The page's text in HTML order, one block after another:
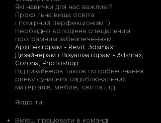
Які навички для нас важливі?
Профільна вища освіта
і помірний перфекціонізм :)
Необхідно володіння спеціальним
програмним забезпеченням:
Архітекторам - Revit, 3dsmax.
Дизайнерам і Візуалізаторам - 3dsmax,
Corona, Photoshop.
Від дизайнерів також потрібне знання
ринку сучасних оздоблювальних
матеріалів, меблів, світла і тд.
Якщо ти:
Вмієш працювати в команді